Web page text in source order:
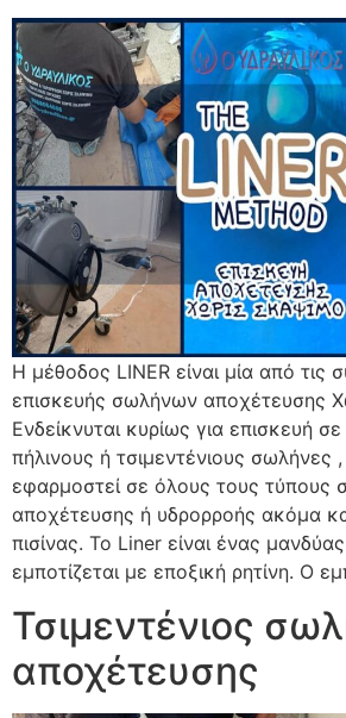
Η μέθοδος LINER είναι μία από τις
επισκευής σωλήνων αποχέτευσης
Ενδείκνυται κυρίως για επισκευή σε
πήλινους ή τσιμεντένιους σωλήνες
εφαρμοστεί σε όλους τους τύπους
αποχέτευσης ή υδρορροής ακόμα
πισίνας. Το Liner είναι ένας
εμποτίζεται με εποξική ρητίνη. Ο
Τσιμεντένιος
αποχέτευσης